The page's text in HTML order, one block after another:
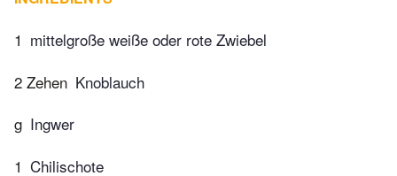
1 mittelgroße weiße oder rote Zwiebel
2 Zehen Knoblauch
g Ingwer
1 Chilischote